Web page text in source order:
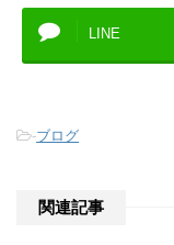
LINE
-ブログ
関連記事